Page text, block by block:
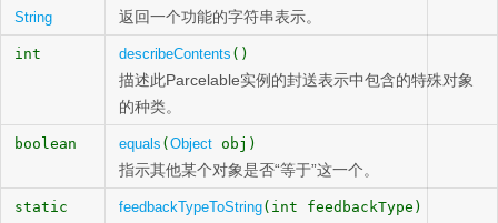
String
返回一个功能的字符串表示。
int describeContents ()
描述此Parcelable实例的封送表示中包含的特殊对象
的种类。
boolean equals ( Object obj)
指示其他某个对象是否“等于”这一个。
static
feedbackTypeToString(int feedbackType)